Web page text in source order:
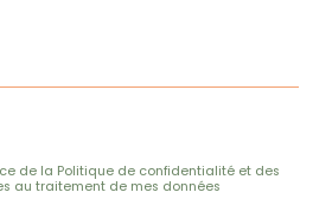
de la Politique de confidentialité et des
au traitement de mes données